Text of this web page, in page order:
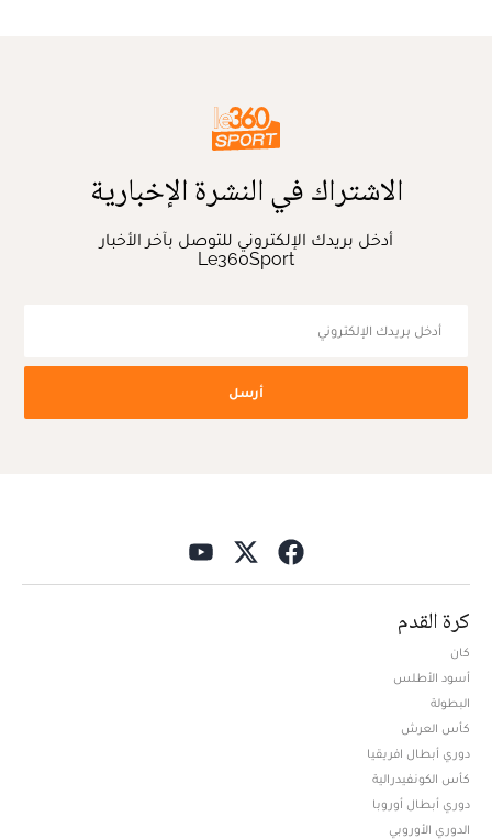
الاشتراك في النشرة الإخبارية
أدخل بريدك الإلكتروني للتوصل بآخر الأخبار
Le360Sport
أرسل
كرة القدم
كان
أسود الأطلس
البطولة
كأس العرش
دوري أبطال افريقيا
كأس الكونفيدرالية
دوري أبطال أوروبا
الدوري الأوروبي